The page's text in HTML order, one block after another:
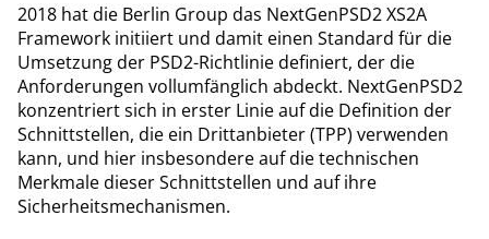
2018 hat die Berlin Group das NextGenPSD2 XS2A
Framework initiiert und damit einen Standard für die
Umsetzung der PSD2-Richtlinie definiert, der die
Anforderungen vollumfänglich abdeckt. NextGenPSD2
konzentriert sich in erster Linie auf die Definition der
Schnittstellen, die ein Drittanbieter (TPP) verwenden
kann, und hier insbesondere auf die technischen
Merkmale dieser Schnittstellen und auf ihre
Sicherheitsmechanismen.